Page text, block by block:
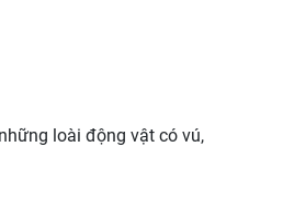
loài động vật có vú,